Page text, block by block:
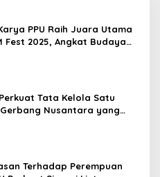
PPU Raih Juara Utama
Fest 2025, Angkat Budaya
Tata Kelola Satu
Nusantara yang
Terhadap Perempuan